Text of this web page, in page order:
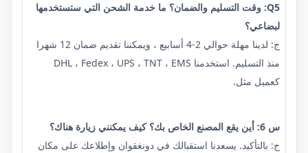
Q5: وقت التسليم والضمان؟ ما خدمة الشحن التي ستستخدمها
لبضاعي؟
ج: لدينا مهلة حوالي 2-4 أسابيع ، ويمكننا تقديم ضمان 12 شهرا
منذ التسليم. استخدمنا DHL ، Fedex ، UPS ، TNT ، EMS
كعميل مثل.
س 6: أين يقع المصنع الخاص بك؟ كيف يمكنني زيارة هناك؟
ج: بالتأكيد. يسعدنا استقبالك في دونغقوان وإطلاعك على مكان